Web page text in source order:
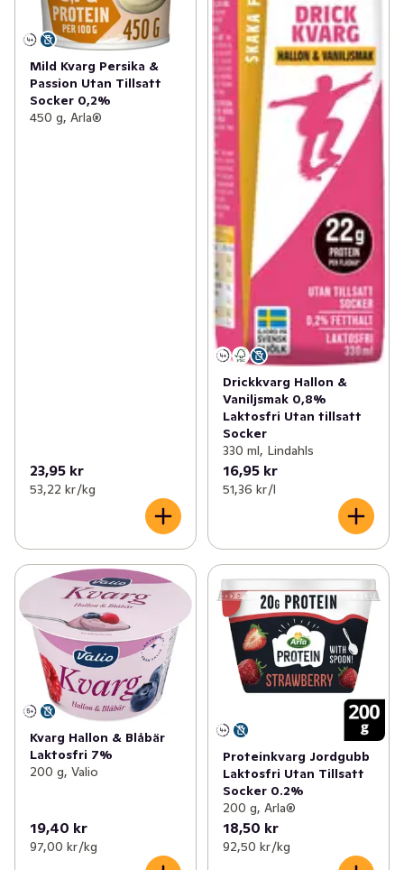
Mild Kvarg Persika &
Passion Utan Tillsatt
Socker 0,2%
450 g, Arla®
23,95 kr
53,22 kr /kg
Drickkvarg Hallon &
Vaniljsmak 0,8%
Laktosfri Utan tillsatt
Socker
330 ml, Lindahls
16,95 kr
51,36 kr /l
Kvarg Hallon & Blåbär
Laktosfri 7%
200 g, Valio
19,40 kr
97,00 kr /kg
Proteinkvarg Jordgubb
Laktosfri Utan Tillsatt
Socker 0.2%
200 g, Arla®
18,50 kr
92,50 kr /kg